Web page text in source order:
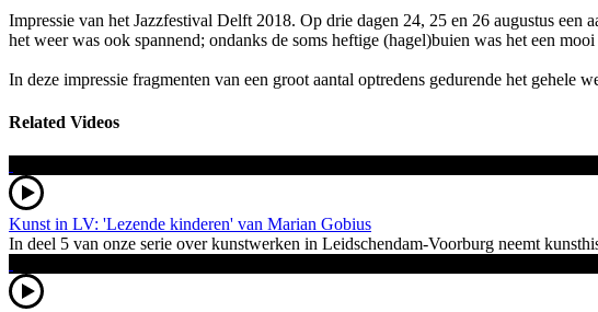
Impressie van het Jazzfestival Delft 2018. Op drie dagen 24, 25 en 26 augustus
het weer was ook spannend; ondanks de soms heftige (hagel)buien was het een
In deze impressie fragmenten van een groot aantal optredens gedurende het gehele
Related Videos
Kunst in LV: 'Lezende kinderen' van Marian Gobius
In deel 5 van onze serie over kunstwerken in Leidschendam-Voorburg neemt